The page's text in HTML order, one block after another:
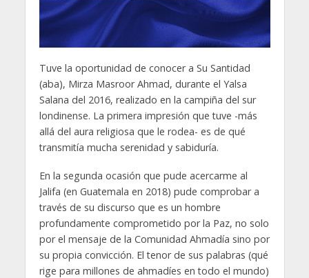
Tuve la oportunidad de conocer a Su Santidad
(aba), Mirza Masroor Ahmad, durante el Yalsa
Salana del 2016, realizado en la campiña del sur
londinense. La primera impresión que tuve -más
allá del aura religiosa que le rodea- es de qué
transmitía mucha serenidad y sabiduría.
En la segunda ocasión que pude acercarme al
Jalifa (en Guatemala en 2018) pude comprobar a
través de su discurso que es un hombre
profundamente comprometido por la Paz, no solo
por el mensaje de la Comunidad Ahmadía sino por
su propia convicción. El tenor de sus palabras (qué
rige para millones de ahmadíes en todo el mundo)